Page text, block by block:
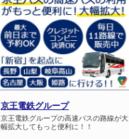
京王電鉄グループ
京王電鉄グループの高速バスの路線が大
幅拡大してもっと便利に！！